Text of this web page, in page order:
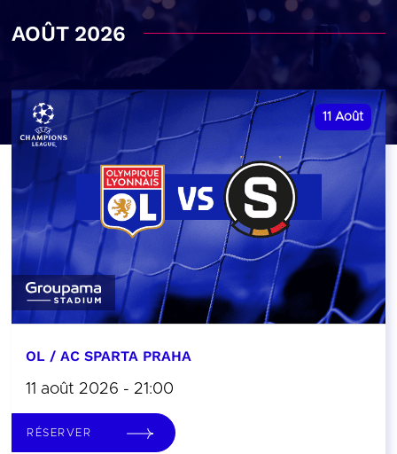
AOÛT 2026
11 Août
OL / AC SPARTA PRAHA
11 août 2026 - 21:00
RÉSERVER